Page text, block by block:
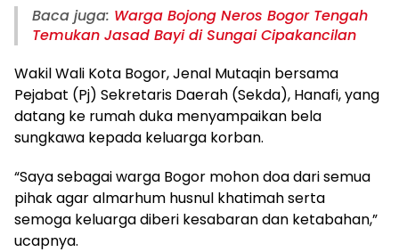
Baca juga: Warga Bojong Neros Bogor Tengah
Temukan Jasad Bayi di Sungai Cipakancilan
Wakil Wali Kota Bogor, Jenal Mutaqin bersama
Pejabat (Pj) Sekretaris Daerah (Sekda), Hanafi, yang
datang ke rumah duka menyampaikan bela
sungkawa kepada keluarga korban.
“Saya sebagai warga Bogor mohon doa dari semua
pihak agar almarhum husnul khatimah serta
semoga keluarga diberi kesabaran dan ketabahan,”
ucapnya.